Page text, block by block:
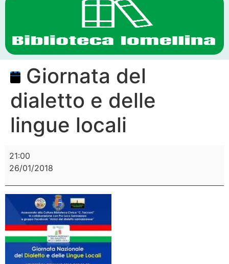
Giornata del
dialetto e delle
lingue locali
21:00
26/01/2018